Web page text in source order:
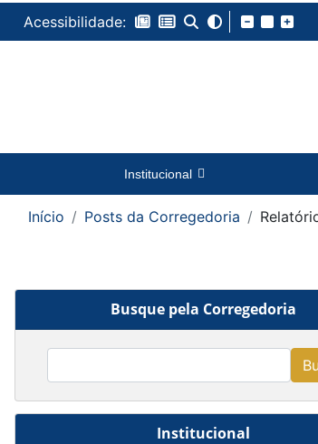
Acessibilidade:
Institucional
Início Posts da Corregedoria
Busque pela Corregedoria
Institucional